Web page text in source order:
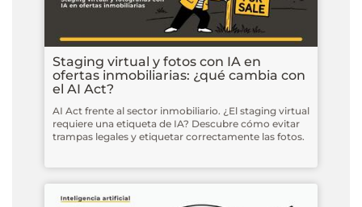
Staging virtual y fotos con IA en
ofertas inmobiliarias: ¿qué cambia con
el AI Act?
AI Act frente al sector inmobiliario. ¿El staging virtual
requiere una etiqueta de IA? Descubre cómo evitar
trampas legales y etiquetar correctamente las fotos.